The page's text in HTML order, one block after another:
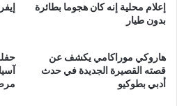
إعلام محلية إنه كان هجوما بطائرة
بدون طيار
هاروكي موراكامي يكشف عن
قصته القصيرة الجديدة في حدث
أدبي بطوكيو